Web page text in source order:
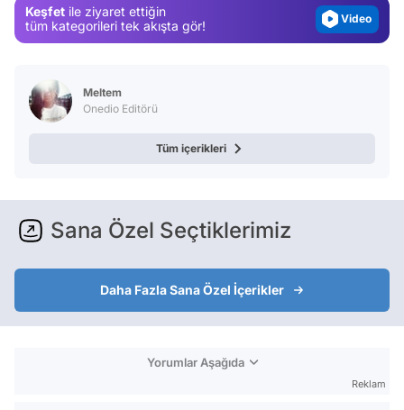
Keşfet ile ziyaret ettiğin
tüm kategorileri tek akışta gör!
Video
Meltem
Onedio Editörü
Tüm içerikleri
Sana Özel Seçtiklerimiz
Daha Fazla Sana Özel İçerikler
Yorumlar Aşağıda
Reklam